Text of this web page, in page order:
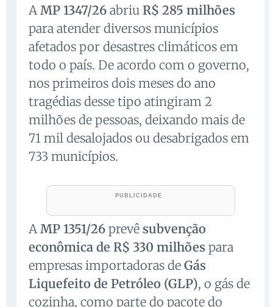
A MP 1347/26 abriu R$ 285 milhões
para atender diversos municípios
afetados por desastres climáticos em
todo o país. De acordo com o governo,
nos primeiros dois meses do ano
tragédias desse tipo atingiram 2
milhões de pessoas, deixando mais de
71 mil desalojados ou desabrigados em
733 municípios.
A MP 1351/26 prevê subvenção
econômica de R$ 330 milhões para
empresas importadoras de Gás
Liquefeito de Petróleo (GLP), o gás de
cozinha, como parte do pacote do